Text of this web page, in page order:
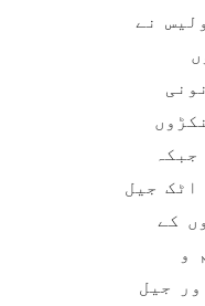
نے
اٹک جیل
کے
و
جیل